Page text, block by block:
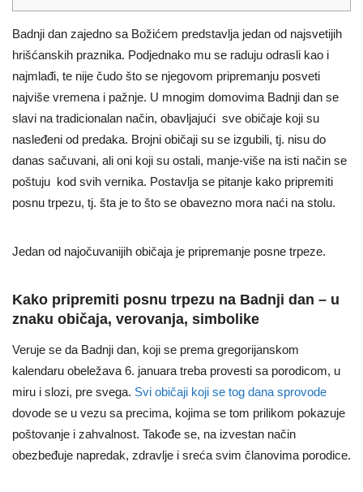
Badnji dan zajedno sa Božićem predstavlja jedan od najsvetijih
hrišćanskih praznika. Podjednako mu se raduju odrasli kao i
najmlađi, te nije čudo što se njegovom pripremanju posveti
najviše vremena i pažnje. U mnogim domovima Badnji dan se
slavi na tradicionalan način, obavljajući sve običaje koji su
nasleđeni od predaka. Brojni običaji su se izgubili, tj. nisu do
danas sačuvani, ali oni koji su ostali, manje-više na isti način se
poštuju kod svih vernika. Postavlja se pitanje kako pripremiti
posnu trpezu, tj. šta je to što se obavezno mora naći na stolu.
Jedan od najočuvanijih običaja je pripremanje posne trpeze.
Kako pripremiti posnu trpezu na Badnji dan – u
znaku običaja, verovanja, simbolike
Veruje se da Badnji dan, koji se prema gregorijanskom
kalendaru obeležava 6. januara treba provesti sa porodicom, u
miru i slozi, pre svega. Svi običaji koji se tog dana sprovode
dovode se u vezu sa precima, kojima se tom prilikom pokazuje
poštovanje i zahvalnost. Takođe se, na izvestan način
obezbeđuje napredak, zdravlje i sreća svim članovima porodice.